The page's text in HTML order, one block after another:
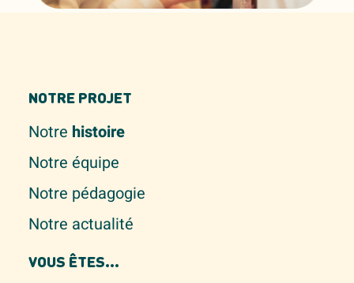
NOTRE PROJET
Notre histoire
Notre équipe
Notre pédagogie
Notre actualité
VOUS ÊTES...